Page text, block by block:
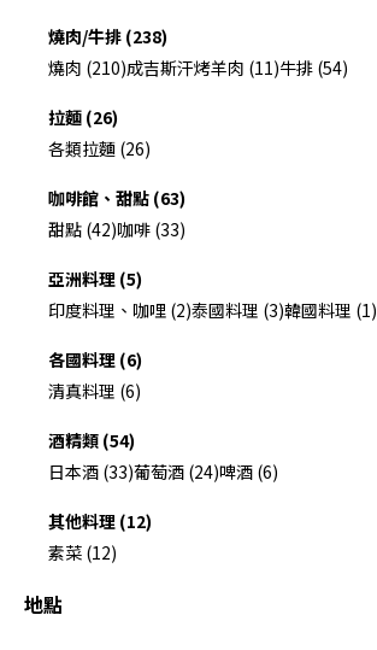
燒肉/牛排 (238)
燒肉 (210)成吉斯汗烤羊肉 (11)牛排 (54)
拉麵 (26)
各類拉麵 (26)
咖啡館、甜點 (63)
甜點 (42)咖啡 (33)
亞洲料理 (5)
印度料理、咖哩 (2)泰國料理 (3)韓國料理 (1)
各國料理 (6)
清真料理 (6)
酒精類 (54)
日本酒 (33)葡萄酒 (24)啤酒 (6)
其他料理 (12)
素菜 (12)
地點